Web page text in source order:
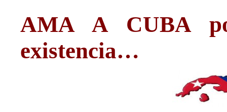
AMA A CUBA
existencia…